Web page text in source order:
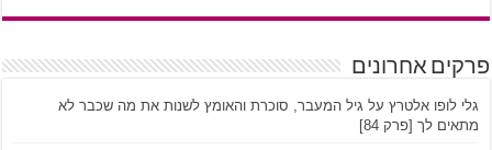
פרקים אחרונים
גלי לופו אלטרץ על גיל המעבר, סוכרת והאומץ לשנות את מה שכבר לא
מתאים לך [פרק 84]